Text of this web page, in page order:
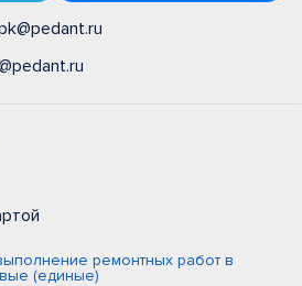
ремонтных работ в
(единые)